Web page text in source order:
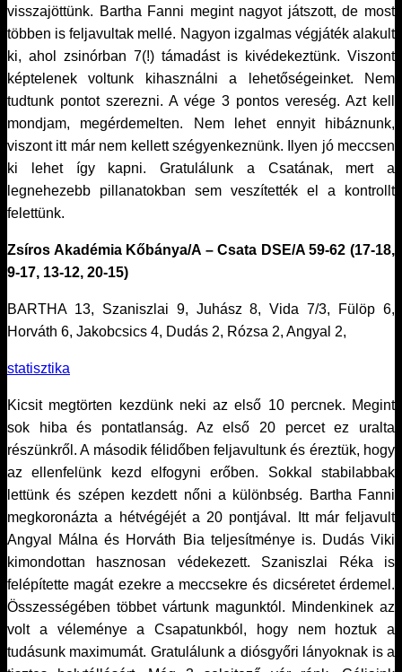
visszajöttünk. Bartha Fanni megint nagyot játszott, de most
többen is feljavultak mellé. Nagyon izgalmas végjáték alakult
ki, ahol zsinórban 7(!) támadást is kivédekeztünk. Viszont
képtelenek voltunk kihasználni a lehetőségeinket. Nem
tudtunk pontot szerezni. A vége 3 pontos vereség. Azt kell
mondjam, megérdemelten. Nem lehet ennyit hibáznunk,
viszont itt már nem kellett szégyenkeznünk. Ilyen jó meccsen
ki lehet így kapni. Gratulálunk a Csatának, mert a
legnehezebb pillanatokban sem veszítették el a kontrollt
felettünk.
Zsíros Akadémia Kőbánya/A – Csata DSE/A 59-62 (17-18,
9-17, 13-12, 20-15)
BARTHA 13, Szaniszlai 9, Juhász 8, Vida 7/3, Fülöp 6,
Horváth 6, Jakobcsics 4, Dudás 2, Rózsa 2, Angyal 2,
statisztika
Kicsit megtörten kezdünk neki az első 10 percnek. Megint
sok hiba és pontatlanság. Az első 20 percet ez uralta
részünkről. A második félidőben feljavultunk és éreztük, hogy
az ellenfelünk kezd elfogyni erőben. Sokkal stabilabbak
lettünk és szépen kezdett nőni a különbség. Bartha Fanni
megkoronázta a hétvégéjét a 20 pontjával. Itt már feljavult
Angyal Málna és Horváth Bia teljesítménye is. Dudás Viki
kimondottan hasznosan védekezett. Szaniszlai Réka is
felépítette magát ezekre a meccsekre és dicséretet érdemel.
Összességében többet vártunk magunktól. Mindenkinek az
volt a véleménye a Csapatunkból, hogy nem hoztuk a
tudásunk maximumát. Gratulálunk a diósgyőri lányoknak is a